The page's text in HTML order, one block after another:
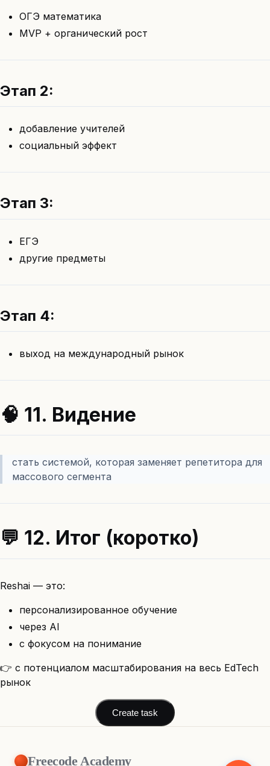
ОГЭ математика
MVP + органический рост
Этап 2:
добавление учителей
социальный эффект
Этап 3:
ЕГЭ
другие предметы
Этап 4:
выход на международный рынок
🧠 11. Видение
стать системой, которая заменяет репетитора для
массового сегмента
💬 12. Итог (коротко)
Reshai — это:
персонализированное обучение
через AI
с фокусом на понимание
👉 с потенциалом масштабирования на весь EdTech
рынок
Create task
Freecode Academy